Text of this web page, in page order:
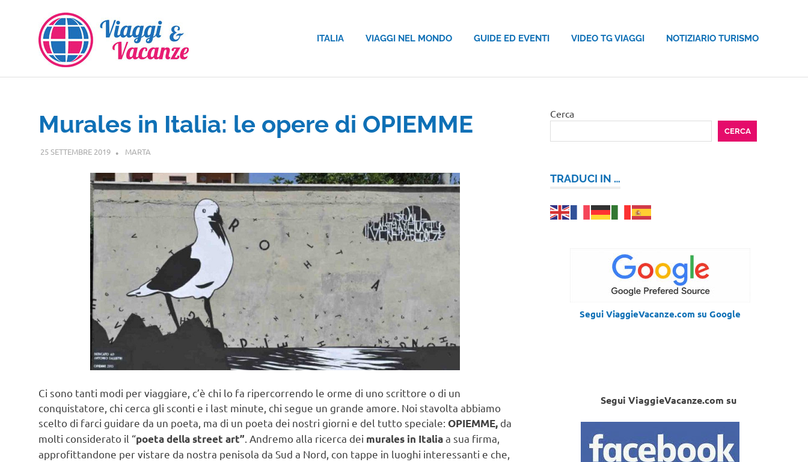
contenuto
ITALIA VIAGGI NEL MONDO GUIDE ED EVENTI VIDEO TG VIAGGI NOTIZIARIO TURISMO
Murales in Italia: le opere di OPIEMME
25 SETTEMBRE 2019 MARTA
Ci sono tanti modi per viaggiare, c’è chi lo fa ripercorrendo le orme di uno scrittore o di un
conquistatore, chi cerca gli sconti e i last minute, chi segue un grande amore. Noi stavolta abbiamo
scelto di farci guidare da un poeta, ma di un poeta dei nostri giorni e del tutto speciale: OPIEMME, da
molti considerato il “poeta della street art”. Andremo alla ricerca dei murales in Italiaa sua firma,
approfittandone per vistare da nostra penisola da Sud a Nord, con tappe in luoghi interessanti e che,
Cerca
CERCA
TRADUCI IN …
Segui ViaggieVacanze.com su Google
Segui ViaggieVacanze.com su